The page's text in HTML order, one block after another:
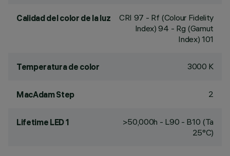
Calidad del color de la luz CRI 97 - Rf (Colour Fidelity
Index) 94 - Rg (Gamut
Index) 101
Temperatura de color 3000 K
MacAdam Step 2
Lifetime LED 1
>50,000h - L90 - B10 (Ta
25°C)